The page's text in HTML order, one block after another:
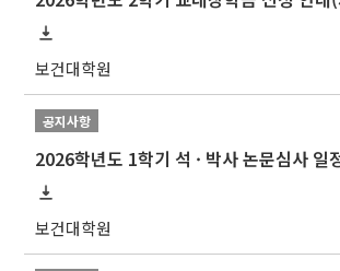
보건대학원
공지사항
보건대학원